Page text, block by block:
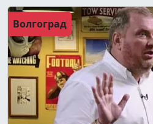
Волгоград